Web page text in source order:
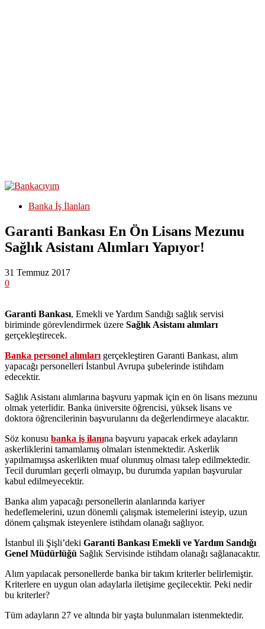
Banka İş İlanları
Garanti Bankası En Ön Lisans Mezunu
Sağlık Asistanı Alımları Yapıyor!
31 Temmuz 2017
0
Garanti Bankası, Emekli ve Yardım Sandığı sağlık servisi
biriminde görevlendirmek üzere Sağlık Asistanı alımları
gerçekleştirecek.
Banka personel alımları gerçekleştiren Garanti Bankası, alım
yapacağı personelleri İstanbul Avrupa şubelerinde istihdam
edecektir.
Sağlık Asistanı alımlarına başvuru yapmak için en ön lisans mezunu
olmak yeterlidir. Banka üniversite öğrencisi, yüksek lisans ve
doktora öğrencilerinin başvurularını da değerlendirmeye alacaktır.
Söz konusu banka iş ilanına başvuru yapacak erkek adayların
askerliklerini tamamlamış olmaları istenmektedir. Askerlik
yapılmamışsa askerlikten muaf olunmuş olması talep edilmektedir.
Tecil durumları geçerli olmayıp, bu durumda yapılan başvurular
kabul edilmeyecektir.
Banka alım yapacağı personellerin alanlarında kariyer
hedeflemelerini, uzun dönemli çalışmak istemelerini isteyip, uzun
dönem çalışmak isteyenlere istihdam olanağı sağlıyor.
İstanbul ili Şişli’deki Garanti Bankası Emekli ve Yardım Sandığı
Genel Müdürlüğü Sağlık Servisinde istihdam olanağı sağlanacaktır.
Alım yapılacak personellerde banka bir takım kriterler belirlemiştir.
Kriterlere en uygun olan adaylarla iletişime geçilecektir. Peki nedir
bu kriterler?
Tüm adayların 27 ve altında bir yaşta bulunmaları istenmektedir.